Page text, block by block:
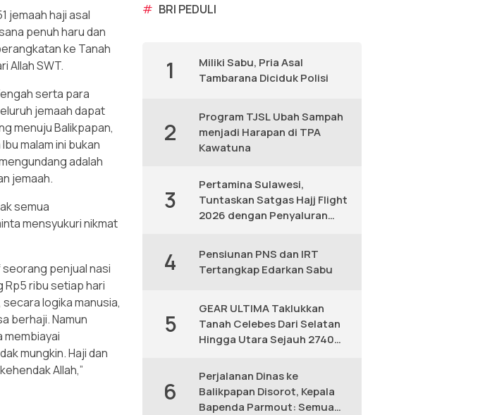
jemaah haji asal
penuh haru dan
ke Tanah
Allah SWT.
serta para
jemaah dapat
menuju Balikpapan,
malam ini bukan
adalah
jemaah.
semua
mensyukuri nikmat
penjual nasi
Rp5 ribu setiap hari
logika manusia,
berhaji. Namun
membiayai
mungkin. Haji dan
Allah,”
# BRI PEDULI
1
Miliki Sabu, Pria Asal
Tambarana Diciduk Polisi
2
Program TJSL Ubah Sampah
menjadi Harapan di TPA
Kawatuna
3
Pertamina Sulawesi,
Tuntaskan Satgas Hajj Flight
2026 dengan Penyaluran
4
Pensiunan PNS dan IRT
Tertangkap Edarkan Sabu
5
GEAR ULTIMA Taklukkan
Tanah Celebes Dari Selatan
Hingga Utara Sejauh 2740
6
Perjalanan Dinas ke
Balikpapan Disorot, Kepala
Bapenda Parmout: Semua